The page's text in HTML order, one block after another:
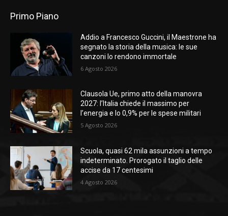
Primo Piano
Addio a Francesco Guccini, il Maestrone ha
segnato la storia della musica: le sue
canzoni lo rendono immortale
6 Agosto 2026
Clausola Ue, primo atto della manovra
2027: l’Italia chiede il massimo per
l’energia e lo 0,9% per le spese militari
5 Agosto 2026
Scuola, quasi 62 mila assunzioni a tempo
indeterminato. Prorogato il taglio delle
accise da 17 centesimi
4 Agosto 2026